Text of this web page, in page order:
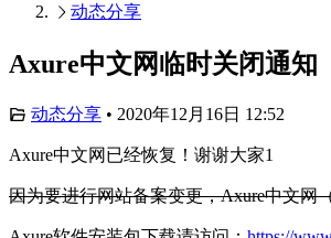
动态分享
Axure中文网临时关闭通知
动态分享 • 2020年12月16日 12:52
Axure中文网已经恢复！谢谢大家1
因为要进行网站备案变更，Axure中文网